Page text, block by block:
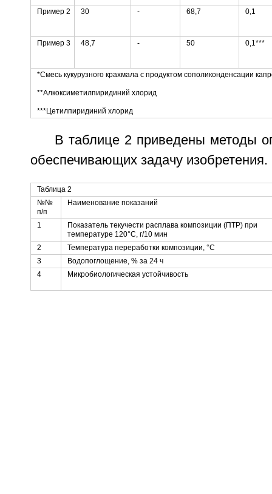
Пример 2 30 - 68,7 0,1
Пример 3 48,7 - 50 0,1***
*Смесь кукурузного крахмала с продуктом сополиконденсации
**Алкоксиметилпиридиний хлорид
***Цетилпиридиний хлорид
В таблице 2 приведены методы
обеспечивающих задачу изобретения.
Таблица 2
№№
п/п
Наименование показаний
1
Показатель текучести расплава композиции (ПТР) при
температуре 120°С, г/10 мин
2
Температура переработки композиции, °С
3
Водопоглощение, % за 24 ч
4
Микробиологическая устойчивость